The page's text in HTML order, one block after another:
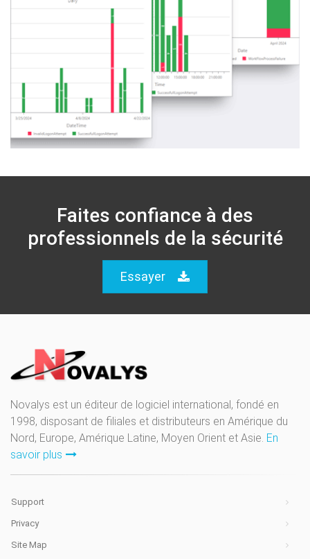
Faites confiance à des
professionnels de la sécurité
Essayer
Novalys est un éditeur de logiciel international, fondé en
1998, disposant de filiales et distributeurs en Amérique du
Nord, Europe, Amérique Latine, Moyen Orient et Asie. En
savoir plus
Support
Privacy
Site Map